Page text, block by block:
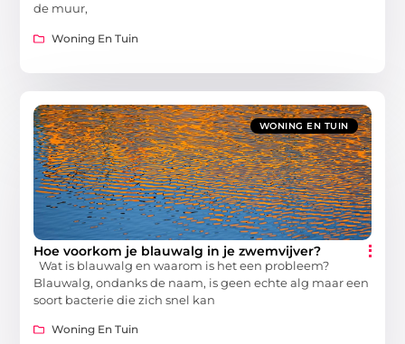
de muur,
Woning En Tuin
WONING EN TUIN
Hoe voorkom je blauwalg in je zwemvijver?
Wat is blauwalg en waarom is het een probleem?
Blauwalg, ondanks de naam, is geen echte alg maar een
soort bacterie die zich snel kan
Woning En Tuin